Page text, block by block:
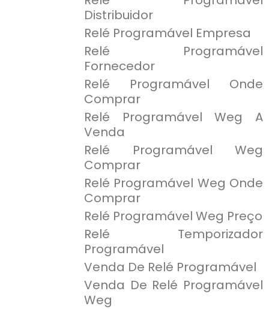
Distribuidor
Relé Programável Empresa
Relé Programável
Fornecedor
Relé Programável Onde
Comprar
Relé Programável Weg A
Venda
Relé Programável Weg
Comprar
Relé Programável Weg Onde
Comprar
Relé Programável Weg Preço
Relé Temporizador
Programável
Venda De Relé Programável
Venda De Relé Programável
Weg